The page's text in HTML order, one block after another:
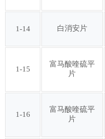
第五十一批
第五十三批
第五十五批
第五十七批
1-14 白消安片
1-15
富马酸喹硫平
片
1-16
富马酸喹硫平
片